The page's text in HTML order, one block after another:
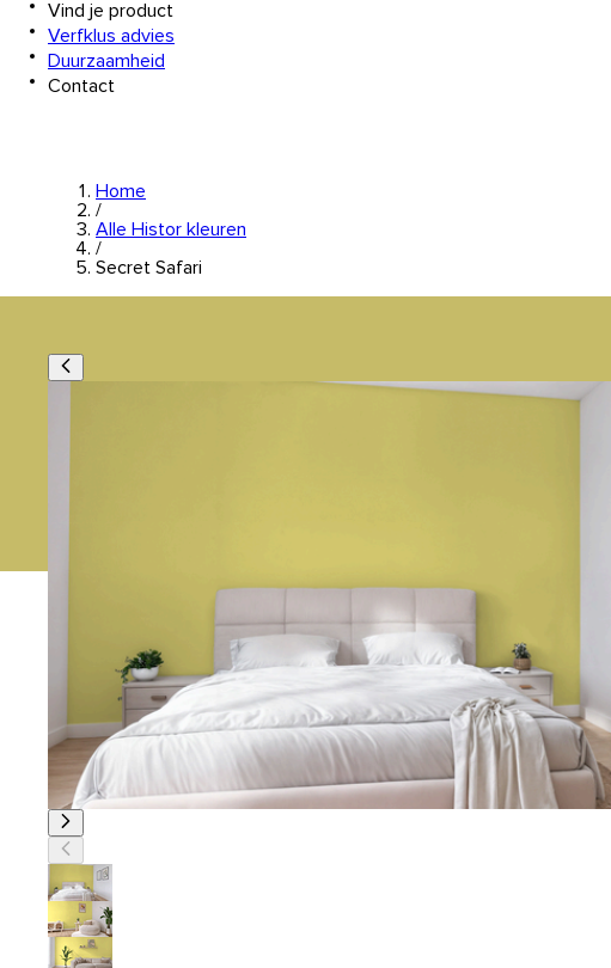
Vind je product
Verfklus advies
Duurzaamheid
Contact
Home
/
Alle Histor kleuren
/
Secret Safari